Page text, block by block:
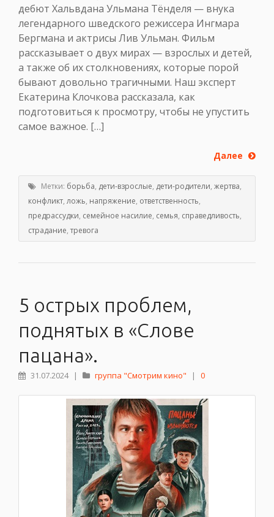
дебют Хальвдана Ульмана Тёнделя — внука
легендарного шведского режиссера Ингмара
Бергмана и актрисы Лив Ульман. Фильм
рассказывает о двух мирах — взрослых и детей,
а также об их столкновениях, которые порой
бывают довольно трагичными. Наш эксперт
Екатерина Клочкова рассказала, как
подготовиться к просмотру, чтобы не упустить
самое важное. […]
Далее
Метки: борьба, дети-взрослые, дети-родители, жертва,
конфликт, ложь, напряжение, ответственность,
предрассудки, семейное насилие, семья, справедливость,
страдание,тревога
5 острых проблем,
поднятых в «Слове
пацана».
31.07.2024 | группа "Смотрим кино" | 0